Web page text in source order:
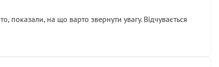
показали, на що варто звернути увагу. Відчувається